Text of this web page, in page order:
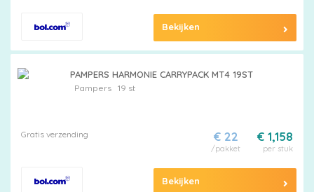
Bekijken
PAMPERS HARMONIE CARRYPACK MT4 19ST
Pampers19 st
Gratis verzending € 1,158
per stuk
€ 22
/pakket
Bekijken